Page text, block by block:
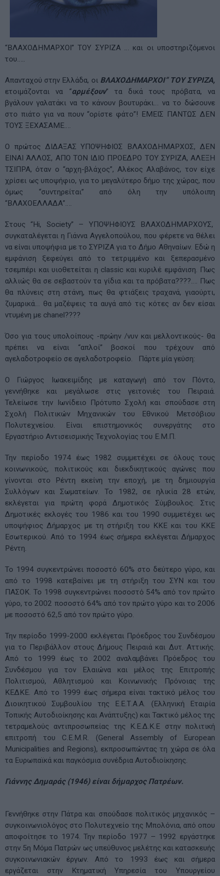
“ΒΛΑΧΟΔΗΜΑΡΧΟΙ” ΤΟΥ ΣΥΡΙΖΑ … και οι υποστηριζόμενοι
του…..
Απανταχού στην Ελλάδα, οι ΒΛΑΧΟΔΗΜΑΡΧΟΙ” ΤΟΥ ΣΥΡΙΖΑ,
ετοιμάζονται να “αρμέξουν” τα δικά τους πρόβατα, να
βγάλουν γαλατάκι να το κάνουν βουτυράκι… να το δώσουνε
στο πιάτο για να πουν “ορίστε φάτο”! ΕΜΕΙΣ ΠΑΝΤΩΣ ΔΕΝ
ΤΟΥΣ ΞΕΧΑΣΑΜΕ….
Ο πρώτος ΔΙΔΑΞΑΣ ΥΠΟΨΗΦΙΟΣ ΒΛΑΧΟΔΗΜΑΡΧΟΣ, ΔΕΝ
ΕΙΝΑΙ ΆΛΛΟΣ, ΑΠΟ ΤΟΝ ΙΔΙΟ ΠΡΟΕΔΡΟ ΤΟΥ ΣΥΡΙΖΑ, ΑΛΕΞΗ
ΤΣΙΠΡΑ, όταν ο “αρχη-βλάχος”, Αλέκος Αλαβάνος, τον είχε
χρίσει ως υποψήφιο, για το μεγαλύτερο δήμο της χώρας, που
όμως “συντηρείται” από όλη την υπόλοιπη
“ΒΛΑΧΟΕΛΛΑΔΑ”….
Στους “Hi, Society” – ΥΠΟΨΗΦΙΟΥΣ ΒΛΑΧΟΔΗΜΑΡΧΟΥΣ,
συγκαταλέγεται η Γιάννα Αγγελοπούλου, που φέρετε να θέλει
να είναι υποψήφια με το ΣΥΡΙΖΑ για το Δήμο Αθηναίων. Εδώ η
εμφάνιση ξεφεύγει από το τετριμμένο και ξεπερασμένο
τσεμπέρι και υιοθετείται η classic και κυριλέ εμφάνιση. Πως
αλλιώς θα σε σεβαστούν τα γίδια και τα πρόβατα????…. Πως
θα πλύνεις στη στάνη, πως θα φτιάξεις τραχανά, γιαούρτι,
ζυμαρικά… θα μαζέψεις τα αυγά από τις κότες αν δεν είσαι
ντυμένη με chanel????
Όσο για τους υπολοίπους -πρώην /νυν και μελλοντικούς- θα
πρέπει να είναι “απλοί” βοσκοί που τρέχουν από
αγελαδοτροφείο σε αγελαδοτροφείο. Πάρτε μία γεύση:
Ο Γιώργος Ιωακειμίδης με καταγωγή από τον Πόντο,
γεννήθηκε και μεγάλωσε στις γειτονιές του Πειραιά.
Τελείωσε την Ιωνίδειο Πρότυπο Σχολή και σπούδασε στη
Σχολή Πολιτικών Μηχανικών του Εθνικού Μετσόβιου
Πολυτεχνείου. Είναι επιστημονικός συνεργάτης στο
Εργαστήριο Αντισεισμικής Τεχνολογίας του Ε.Μ.Π.
Την περίοδο 1974 έως 1982 συμμετέχει σε όλους τους
κοινωνικούς, πολιτικούς και διεκδικητικούς αγώνες που
γίνονται στο Ρέντη εκείνη την εποχή, με τη δημιουργία
Συλλόγων και Σωματείων. Το 1982, σε ηλικία 28 ετών,
εκλέγεται για πρώτη φορά Δημοτικός Σύμβουλος. Στις
Δημοτικές εκλογές του 1986 και του 1990 συμμετέχει ως
υποψήφιος Δήμαρχος με τη στήριξη του ΚΚΕ και του ΚΚΕ
Εσωτερικού. Από το 1994 έως σήμερα εκλέγεται Δήμαρχος
Ρέντη.
Το 1994 συγκεντρώνει ποσοστό 60% στο δεύτερο γύρο, και
από το 1998 κατεβαίνει με τη στήριξη του ΣΥΝ και του
ΠΑΣΟΚ. Το 1998 συγκεντρώνει ποσοστό 54% από τον πρώτο
γύρο, το 2002 ποσοστό 64% από τον πρώτο γύρο και το 2006
με ποσοστό 62,5 από τον πρώτο γύρο.
Την περίοδο 1999-2000 εκλέγεται Πρόεδρος του Συνδέσμου
για το Περιβάλλον στους Δήμους Πειραιά και Δυτ. Αττικής.
Από το 1999 έως το 2002 αναλαμβάνει Πρόεδρος του
Συνδέσμου για τον Ελαιώνα και μέλος της Επιτροπής
Πολιτισμού, Αθλητισμού και Κοινωνικής Πρόνοιας της
ΚΕΔΚΕ. Από το 1999 έως σήμερα είναι τακτικό μέλος του
Διοικητικού Συμβουλίου της Ε.Ε.Τ.Α.Α. (Ελληνική Εταιρία
Τοπικής Αυτοδιοίκησης και Ανάπτυξης) και Τακτικό μέλος της
τετραμελούς αντιπροσωπείας της Κ.Ε.Δ.Κ.Ε στην πολιτική
επιτροπή του C.E.M.R. (General Assembly of European
Municipalities and Regions), εκπροσωπώντας τη χώρα σε όλα
τα Ευρωπαϊκά και παγκόσμια συνέδρια Αυτοδιοίκησης.
Γιάννης Δημαράς (1946) είναι δήμαρχος Πατρέων.
Γεννήθηκε στην Πάτρα και σπούδασε πολιτικός μηχανικός –
συγκοινωνιολόγος στο Πολυτεχνείο της Μπολόνια, από οπου
αποφοίτησε το 1974. Την περίοδο 1977 – 1992 εργάστηκε
στην 5η Μόμα Πατρών ως υπεύθυνος μελέτης και κατασκευής
συγκοινωνιακών έργων. Από το 1993 έως και σήμερα
εργάζεται στην Κτηματική Υπηρεσία του Υπουργείου